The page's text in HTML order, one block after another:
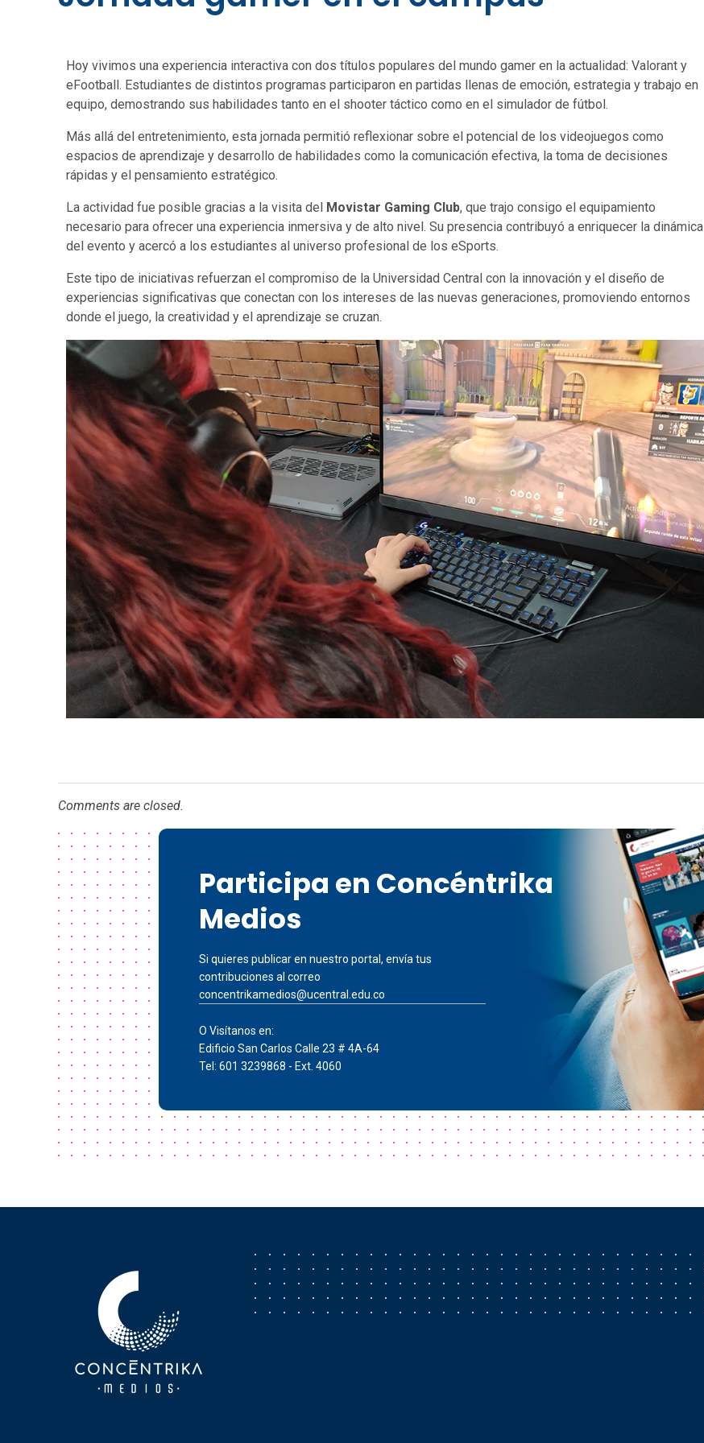
Hoy vivimos una experiencia interactiva con dos títulos populares del mundo gamer en la actualidad: Valorant y
eFootball. Estudiantes de distintos programas participaron en partidas llenas de emoción, estrategia y trabajo en
equipo, demostrando sus habilidades tanto en el shooter táctico como en el simulador de fútbol.
Más allá del entretenimiento, esta jornada permitió reflexionar sobre el potencial de los videojuegos como
espacios de aprendizaje y desarrollo de habilidades como la comunicación efectiva, la toma de decisiones
rápidas y el pensamiento estratégico.
La actividad fue posible gracias a la visita del Movistar Gaming Club, que trajo consigo el equipamiento
necesario para ofrecer una experiencia inmersiva y de alto nivel. Su presencia contribuyó a enriquecer la dinámica
del evento y acercó a los estudiantes al universo profesional de los eSports.
Este tipo de iniciativas refuerzan el compromiso de la Universidad Central con la innovación y el diseño de
experiencias significativas que conectan con los intereses de las nuevas generaciones, promoviendo entornos
donde el juego, la creatividad y el aprendizaje se cruzan.
Comments are closed.
Participa en Concéntrika
Medios
Si quieres publicar en nuestro portal, envía tus
contribuciones al correo
concentrikamedios@ucentral.edu.co
O Visítanos en:
Edificio San Carlos Calle 23 # 4A-64
Tel: 601 3239868 - Ext. 4060